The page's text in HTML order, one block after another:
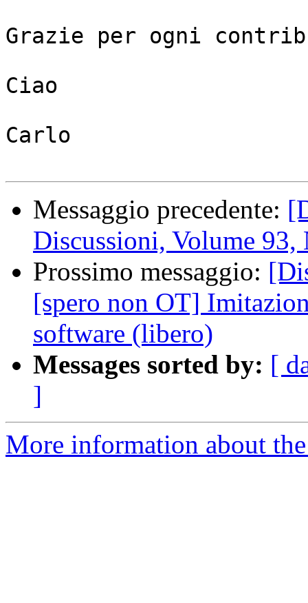
Grazie per ogni
Ciao
Carlo
Messaggio precedente:
Discussioni, Volume 93,
Prossimo messaggio:
[spero non OT]
software (libero)
Messages sorted by: [
]
More information about